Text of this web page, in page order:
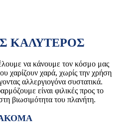
ΚΑΛΥΤΕΡΟΣ
να κάνουμε τον κόσμο μας
χαρίζουν χαρά, χωρίς την χρήση
αλλεργιογόνα συστατικά.
είναι φιλικές προς το
βιωσιμότητα του πλανήτη.